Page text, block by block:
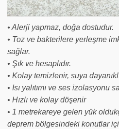
• Alerji yapmaz, doğa dostudur.
• Toz ve bakterilere yerleşme
sağlar.
• Şık ve hesaplıdır.
• Kolay temizlenir, suya
• Isı yalıtımı ve ses izolasyonu
• Hızlı ve kolay döşenir
• 1 metrekareye gelen yük
deprem bölgesindeki konutlar